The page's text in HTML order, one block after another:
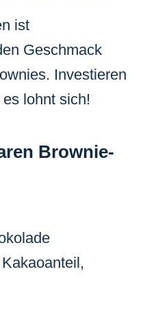
ist
Geschmack
Investieren
lohnt sich!
Brownie-